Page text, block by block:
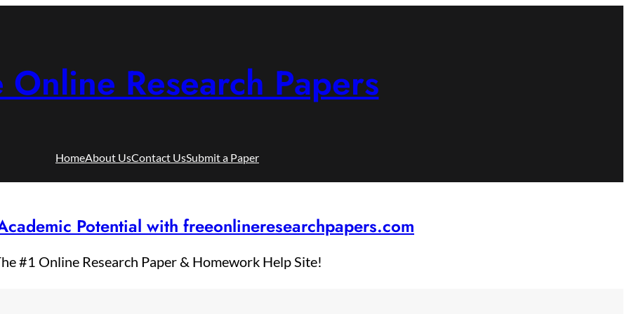
Online Research Papers
HomeAbout UsContact UsSubmit a Paper
Potential with freeonlineresearchpapers.com
#1 Online Research Paper & Homework Help Site!